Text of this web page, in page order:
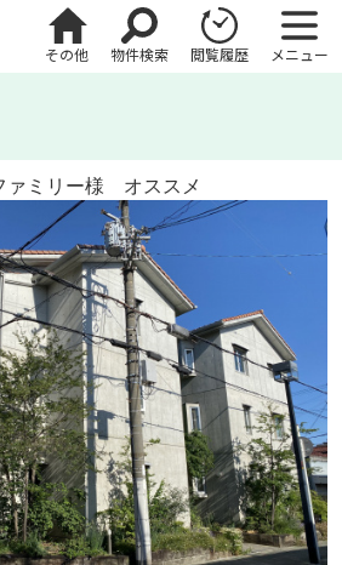
その他 物件検索 閲覧履歴 メニュー
ミリー様 オススメ